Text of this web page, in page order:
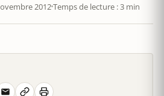
2012Temps de lecture : 3 min